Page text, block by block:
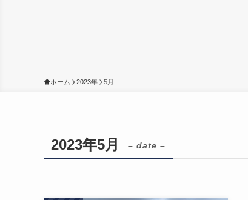
ホーム 2023年 5月
2023年5月 – date –